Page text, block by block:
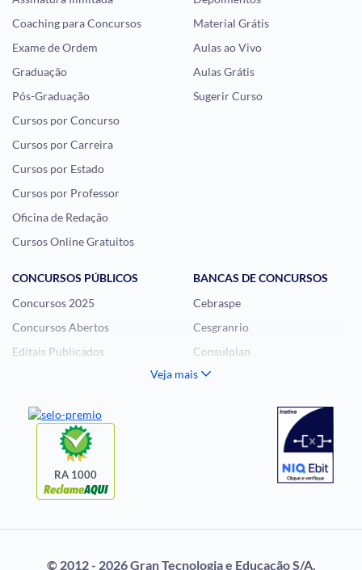
Coaching para Concursos
Exame de Ordem
Graduação
Pós-Graduação
Cursos por Concurso
Cursos por Carreira
Cursos por Estado
Cursos por Professor
Oficina de Redação
Cursos Online Gratuitos
Material Grátis
Aulas ao Vivo
Aulas Grátis
Sugerir Curso
CONCURSOS PÚBLICOS
Concursos 2025
Concursos Abertos
Editais Publicados
Questões de Concurso
BANCAS DE CONCURSOS
Cebraspe
Cesgranrio
Consulplan
FCC
CONCURSOS POR
EXAME DE ORDEM
OAB
Veja mais
RA 1000
© 2012 - 2026 Gran Tecnologia e Educação S/A.